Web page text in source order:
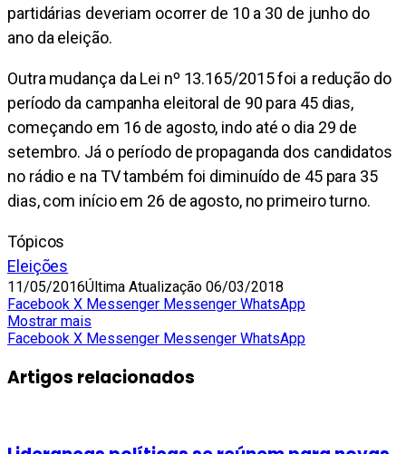
partidárias deveriam ocorrer de 10 a 30 de junho do
ano da eleição.
Outra mudança da Lei nº 13.165/2015 foi a redução do
período da campanha eleitoral de 90 para 45 dias,
começando em 16 de agosto, indo até o dia 29 de
setembro. Já o período de propaganda dos candidatos
no rádio e na TV também foi diminuído de 45 para 35
dias, com início em 26 de agosto, no primeiro turno.
Tópicos
Eleições
11/05/2016Última Atualização 06/03/2018
Facebook X Messenger Messenger WhatsApp
Mostrar mais
Facebook X Messenger Messenger WhatsApp
Artigos relacionados